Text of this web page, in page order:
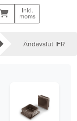
Kundvagn
Inkl.
moms
Ändavslut IFR